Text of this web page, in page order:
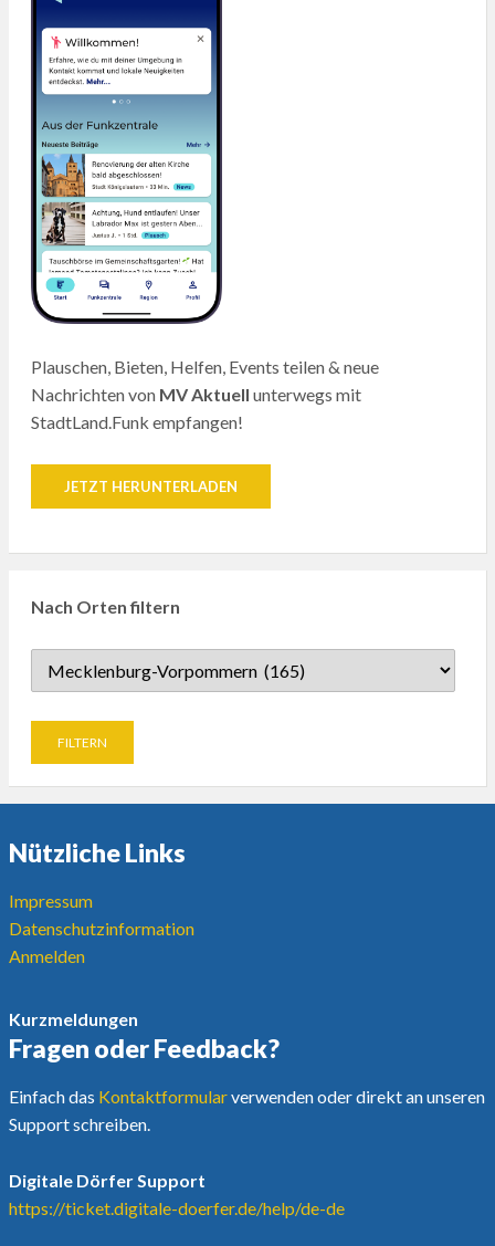
Plauschen, Bieten, Helfen, Events teilen & neue
Nachrichten von MV Aktuell unterwegs mit
StadtLand.Funk empfangen!
JETZT HERUNTERLADEN
Nach Orten filtern
Nützliche Links
Impressum
Datenschutzinformation
Anmelden
Kurzmeldungen
Fragen oder Feedback?
Einfach das Kontaktformularverwenden oder direkt an unseren
Support schreiben.
Digitale Dörfer Support
https://ticket.digitale-doerfer.de/help/de-de